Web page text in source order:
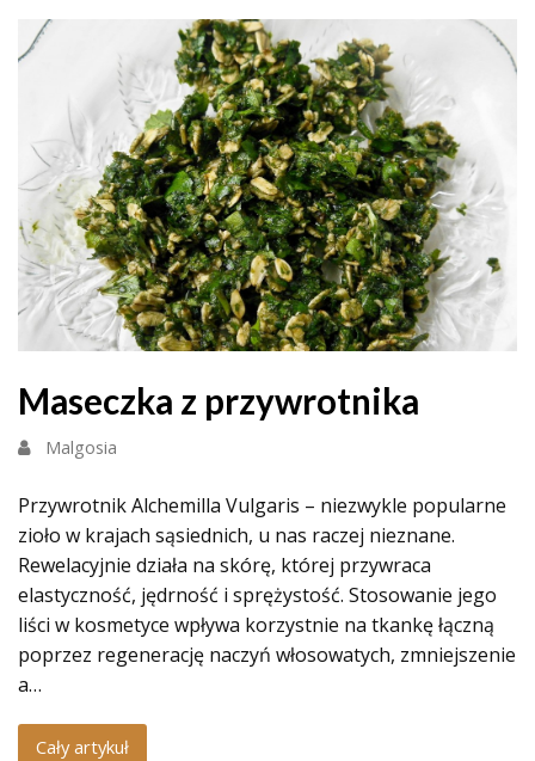
Maseczka z przywrotnika
Malgosia
Przywrotnik Alchemilla Vulgaris – niezwykle popularne
zioło w krajach sąsiednich, u nas raczej nieznane.
Rewelacyjnie działa na skórę, której przywraca
elastyczność, jędrność i sprężystość. Stosowanie jego
liści w kosmetyce wpływa korzystnie na tkankę łączną
poprzez regenerację naczyń włosowatych, zmniejszenie
a…
Cały artykuł